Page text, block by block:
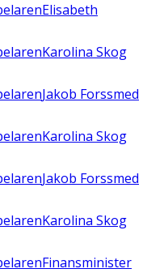
Elisabeth
Karolina Skog
Jakob Forssmed
Karolina Skog
Jakob Forssmed
Karolina Skog
Finansminister